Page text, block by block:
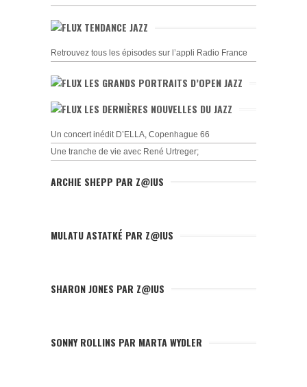
TENDANCE JAZZ
Retrouvez tous les épisodes sur l’appli Radio France
LES GRANDS PORTRAITS D’OPEN JAZZ
LES DERNIÈRES NOUVELLES DU JAZZ
Un concert inédit D’ELLA, Copenhague 66
Une tranche de vie avec René Urtreger;
ARCHIE SHEPP PAR Z@IUS
MULATU ASTATKÉ PAR Z@IUS
SHARON JONES PAR Z@IUS
SONNY ROLLINS PAR MARTA WYDLER